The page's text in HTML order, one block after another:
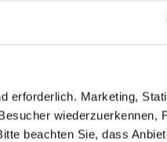
erforderlich. Marketing,
wiederzuerkennen,
beachten Sie, dass